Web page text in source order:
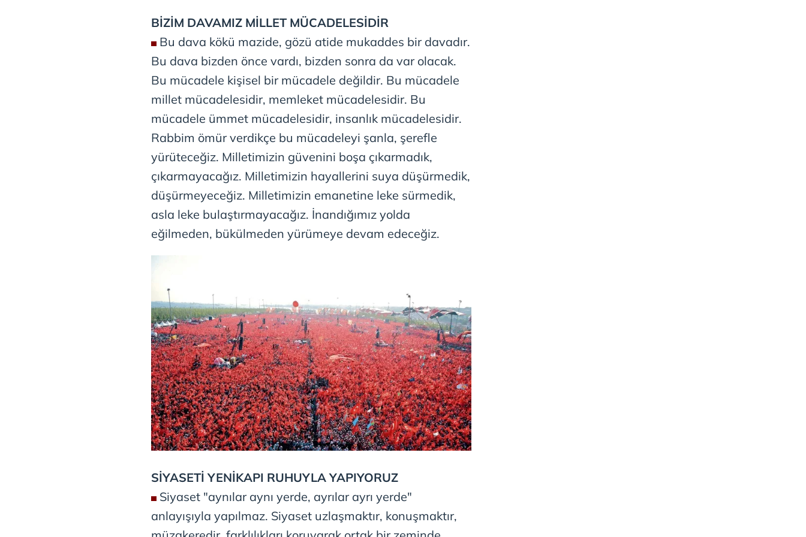
BİZİM DAVAMIZ MİLLET MÜCADELESİDİR
Bu dava kökü mazide, gözü atide mukaddes bir davadır.
Bu dava bizden önce vardı, bizden sonra da var olacak.
Bu mücadele kişisel bir mücadele değildir. Bu mücadele
millet mücadelesidir, memleket mücadelesidir. Bu
mücadele ümmet mücadelesidir, insanlık mücadelesidir.
Rabbim ömür verdikçe bu mücadeleyi şanla, şerefle
yürüteceğiz. Milletimizin güvenini boşa çıkarmadık,
çıkarmayacağız. Milletimizin hayallerini suya düşürmedik,
düşürmeyeceğiz. Milletimizin emanetine leke sürmedik,
asla leke bulaştırmayacağız. İnandığımız yolda
eğilmeden, bükülmeden yürümeye devam edeceğiz.
SİYASETİ YENİKAPI RUHUYLA YAPIYORUZ
Siyaset "aynılar aynı yerde, ayrılar ayrı yerde"
anlayışıyla yapılmaz. Siyaset uzlaşmaktır, konuşmaktır,